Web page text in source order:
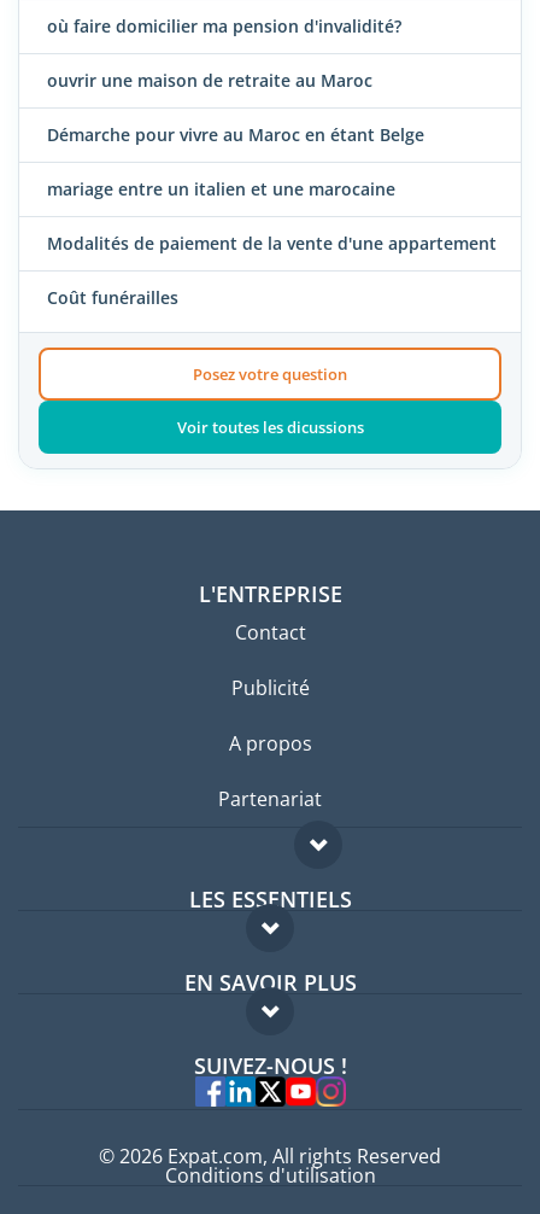
où faire domicilier ma pension d'invalidité?
ouvrir une maison de retraite au Maroc
Démarche pour vivre au Maroc en étant Belge
mariage entre un italien et une marocaine
Modalités de paiement de la vente d'une appartement
Coût funérailles
Posez votre question
Voir toutes les dicussions
L'ENTREPRISE
Contact
Publicité
A propos
Partenariat
LES ESSENTIELS
Forum expatriés
Guides pays
EN SAVOIR PLUS
FAQ
Experts
SUIVEZ-NOUS !
© 2026 Expat.com, All rights Reserved
Conditions d'utilisation